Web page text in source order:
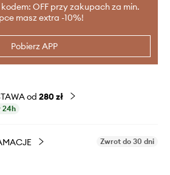
OFF przy zakupach za min.
masz extra -10%!
Pobierz APP
od 280 zł
24h
Zwrot do 30 dni